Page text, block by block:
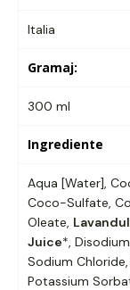
Italia
Gramaj:
300 ml
Ingrediente
Aqua [Water],
Coco-Sulfate,
Oleate,
Juice*,
Sodium Chloride,
Potassium